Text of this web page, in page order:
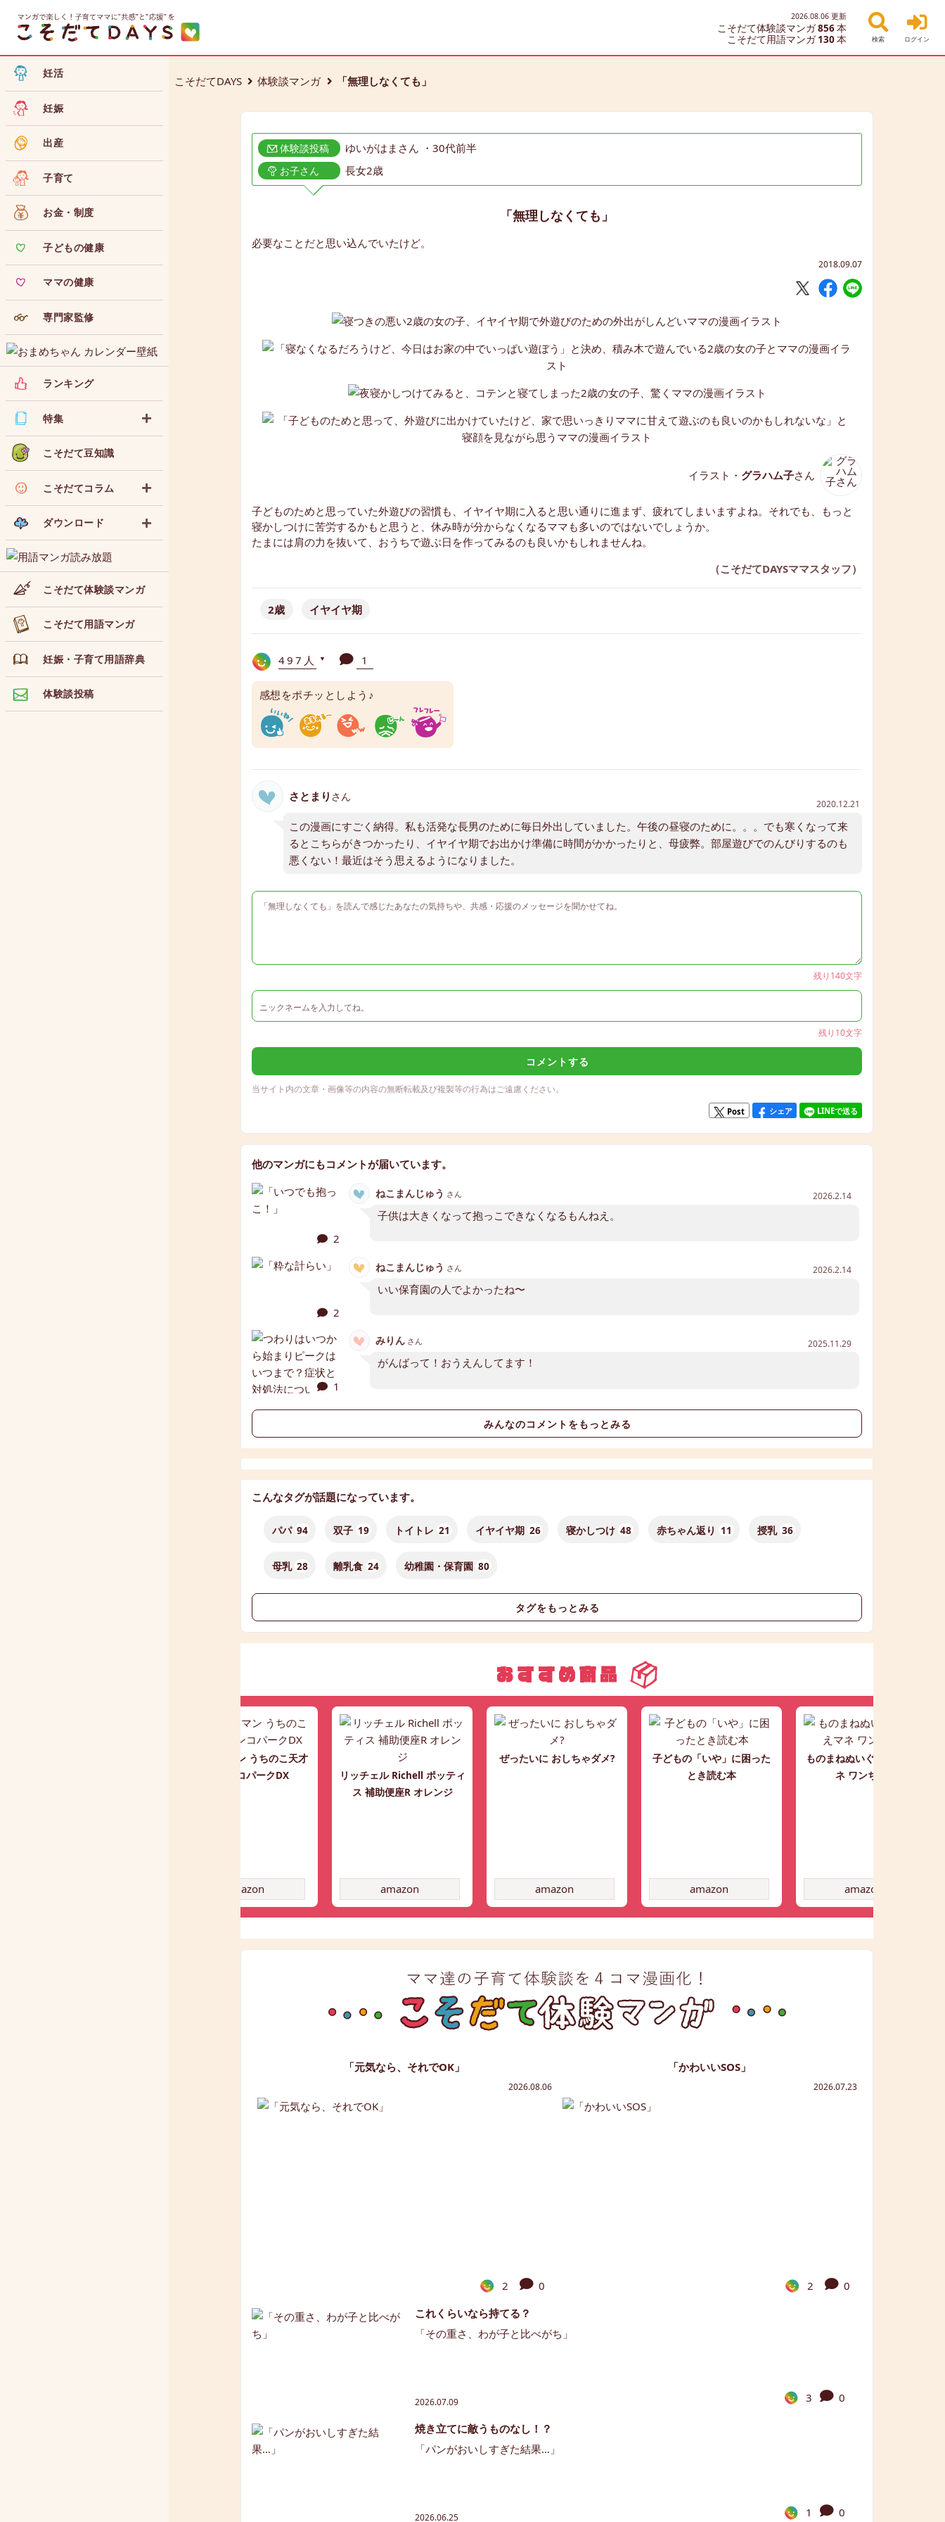
2026.08.06 更新
こそだて体験談マンガ856本
こそだて用語マンガ 130本 検索 ログイン
妊活
妊娠
出産
子育て
お金・制度
子どもの健康
ママの健康
専門家監修
ランキング
特集
こそだて豆知識
こそだてコラム
ダウンロード
こそだて体験談マンガ
こそだて用語マンガ
妊娠・子育て用語辞典
体験談投稿
こそだてDAYS 体験談マンガ 「無理しなくても」
体験談投稿 ゆいがはまさん ・30代前半
お子さん 長女2歳
「無理しなくても」
必要なことだと思い込んでいたけど。
2018.09.07
イラスト・ グラハム子さん
子どものためと思っていた外遊びの習慣も、イヤイヤ期に入ると思い通りに進まず、疲れてしまいますよね。それでも、もっと
寝かしつけに苦労するかもと思うと、休み時が分からなくなるママも多いのではないでしょうか。
たまには肩の力を抜いて、おうちで遊ぶ日を作ってみるのも良いかもしれませんね。
（こそだてDAYSママスタッフ）
2歳 イヤイヤ期
497人 ▼ 1
感想をポチッとしよう♪
さとまり さん
2020.12.21
この漫画にすごく納得。私も活発な長男のために毎日外出していました。午後の昼寝のために。。。でも寒くなって来
るとこちらがきつかったり、イヤイヤ期でお出かけ準備に時間がかかったりと、母疲弊。部屋遊びでのんびりするのも
悪くない！最近はそう思えるようになりました。
残り140文字
残り10文字
コメントする
当サイト内の文章・画像等の内容の無断転載及び複製等の行為はご遠慮ください。
Post シェア LINEで送る
他のマンガにもコメントが届いています。
2
ねこまんじゅう さん 2026.2.14
子供は大きくなって抱っこできなくなるもんねえ。
2
ねこまんじゅう さん 2026.2.14
いい保育園の人でよかったね〜
1
みりんさん 2025.11.29
がんばって！おうえんしてます！
みんなのコメントをもっとみる
こんなタグが話題になっています。
パパ 94 双子 19 トイトレ 21 イヤイヤ期 26 寝かしつけ 48 赤ちゃん返り 11 授乳 36
母乳 28 離乳食 24 幼稚園・保育園 80
タグをもっとみる
アンパンマン うちのこ天才
ブランコパークDX
amazon
リッチェル Richell ポッティ
ス 補助便座R オレンジ
amazon
ぜったいに おしちゃダメ?
amazon
子どもの「いや」に困った
とき読む本
amazon
ものまねぬいぐるみ こえマ
ネ ワンちゃん
amazon
「元気なら、それでOK」
2026.08.06
2 0
「かわいいSOS」
2026.07.23
2
0
これくらいなら持てる？
「その重さ、わが子と比べがち」
2026.07.09 3 0
焼き立てに敵うものなし！？
「パンがおいしすぎた結果…」
2026.06.25 1 0